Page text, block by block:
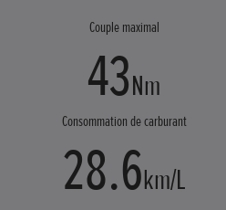
Couple maximal
43Nm
Consommation de carburant
28.6km/L